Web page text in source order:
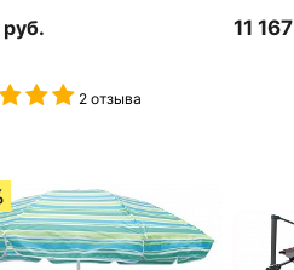
руб.
2 отзыва
11 167